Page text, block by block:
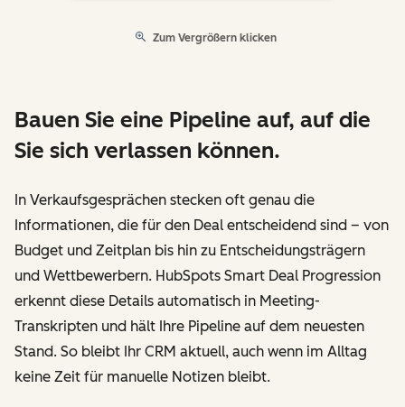
Zum Vergrößern klicken
Bauen Sie eine Pipeline auf, auf die
Sie sich verlassen können.
In Verkaufsgesprächen stecken oft genau die
Informationen, die für den Deal entscheidend sind – von
Budget und Zeitplan bis hin zu Entscheidungsträgern
und Wettbewerbern. HubSpots Smart Deal Progression
erkennt diese Details automatisch in Meeting-
Transkripten und hält Ihre Pipeline auf dem neuesten
Stand. So bleibt Ihr CRM aktuell, auch wenn im Alltag
keine Zeit für manuelle Notizen bleibt.